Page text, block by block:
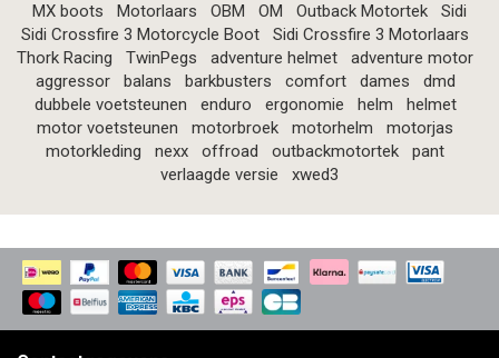
MX boots
Motorlaars OBM OM Outback Motortek
Sidi
Sidi Crossfire 3 Motorcycle Boot
Sidi Crossfire 3 Motorlaars
Thork Racing
TwinPegs adventure helmet
adventure motor
aggressor
balans barkbusters comfort dames
dmd
dubbele voetsteunen
enduro ergonomie helm
helmet
motor voetsteunen
motorbroek motorhelm
motorjas
motorkleding
nexx offroad outbackmotortek
pant
verlaagde versie
xwed3